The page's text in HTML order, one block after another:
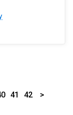
41 42 >